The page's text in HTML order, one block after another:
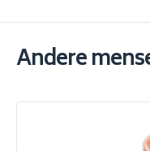
Andere